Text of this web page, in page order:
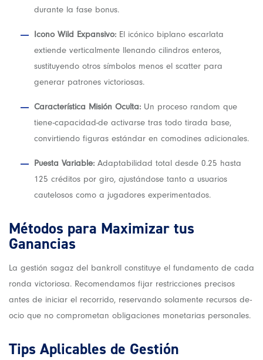
durante la fase bonus.
Icono Wild Expansivo:El icónico biplano escarlata
extiende verticalmente llenando cilindros enteros,
sustituyendo otros símbolos menos el scatter para
generar patrones victoriosas.
Característica Misión Oculta:Un proceso random que
tiene-capacidad-de activarse tras todo tirada base,
convirtiendo figuras estándar en comodines adicionales.
Puesta Variable:Adaptabilidad total desde 0.25 hasta
125 créditos por giro, ajustándose tanto a usuarios
cautelosos como a jugadores experimentados.
Métodos para Maximizar tus
Ganancias
La gestión sagaz del bankroll constituye el fundamento de cada
ronda victoriosa. Recomendamos fijar restricciones precisos
antes de iniciar el recorrido, reservando solamente recursos de-
ocio que no comprometan obligaciones monetarias personales.
Tips Aplicables de Gestión